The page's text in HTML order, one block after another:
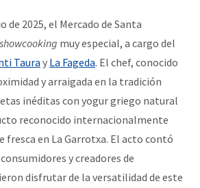
de 2025, el Mercado de Santa
showcooking muy especial, a cargo del
Taura y La Fageda. El chef, conocido
y arraigada en la tradición
inéditas con yogur griego natural
reconocido internacionalmente
fresca en La Garrotxa. El acto contó
y creadores de
disfrutar de la versatilidad de este